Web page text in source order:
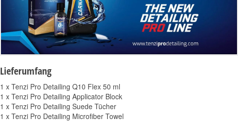
Lieferumfang
1 x Tenzi Pro Detailing Q10 Flex 50 ml
1 x Tenzi Pro Detailing Applicator Block
1 x Tenzi Pro Detailing Suede Tücher
1 x Tenzi Pro Detailing Microfiber Towel